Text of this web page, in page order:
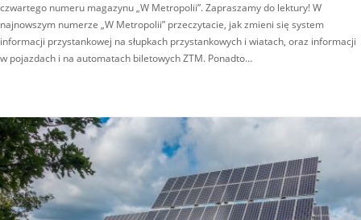
czwartego numeru magazynu „W Metropolii”. Zapraszamy do lektury! W
najnowszym numerze „W Metropolii” przeczytacie, jak zmieni się system
informacji przystankowej na słupkach przystankowych i wiatach, oraz informacji
w pojazdach i na automatach biletowych ZTM. Ponadto…